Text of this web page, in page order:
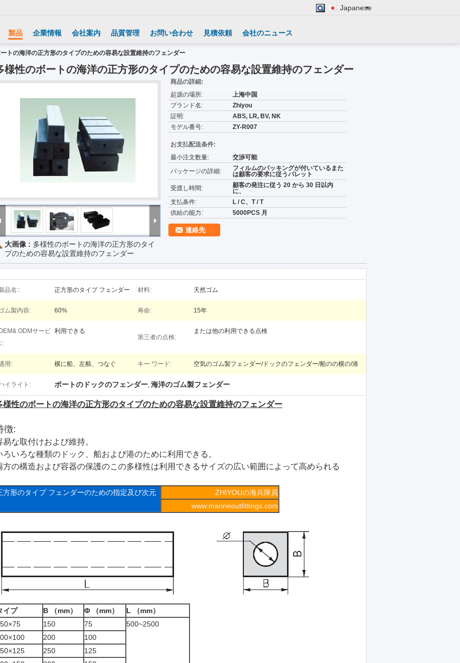
Japanese
製品 企業情報 会社案内 品質管理 お問い合わせ 見積依頼 会社のニュース
トの海洋の正方形のタイプのための容易な設置維持のフェンダー
様性のボートの海洋の正方形のタイプのための容易な設置維持のフェンダー
大画像 : 多様性のボートの海洋の正方形のタイ
プのための容易な設置維持のフェンダー
商品の詳細:
起源の場所:
上海中国
ブランド名:
Zhiyou
証明:
ABS, LR, BV, NK
モデル番号:
ZY-R007
お支払配送条件:
最小注文数量:
交渉可能
パッケージの詳細:
フィルムのパッキングが付いているまた
は顧客の要求に従うパレット
受渡し時間:
顧客の発注に従う 20 から 30 日以内
に、
支払条件:
L / C、T / T
供給の能力:
5000PCS 月
連絡先
品名:: 正方形のタイプ フェンダー 材料: 天然ゴム
ム製内容: 60% 寿命: 15年
ODMサービ
:
利用できる
第三者の点検:
または他の利用できる点検
用: 横に船、左舷、つなぐ キー ワード: 空気のゴム製フェンダー/ドックのフェンダー/船のの横の/港
イライト: ボートのドックのフェンダー, 海洋のゴム製フェンダー
様性のボートの海洋の正方形のタイプのための容易な設置維持のフェンダー
徴:
易な取付けおよび維持。
ろいろな種類のドック、船および港のために利用できる。
方の構造および容器の保護のこの多様性は利用できるサイズの広い範囲によって高められる
方形のタイプ フェンダーのための指定及び次元
ZHIYOUの海兵隊員
www.marineoutfittings.com
イプ B （mm） Φ （mm）
L （mm）
150 75
500~2500
200
100
250
125